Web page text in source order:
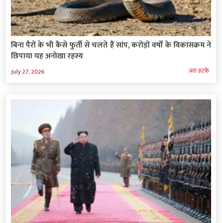
बिना पैरों के भी कैसे फुर्ती से चलते हैं सांप, करोड़ों वर्षों के विकासक्रम ने
छिपाया यह अनोखा रहस्य
July 27, 2026 ज़रा हटके